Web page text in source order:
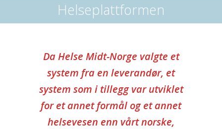
Helseplattformen
Da Helse Midt-Norge valgte et
system fra en leverandør, et
system som i tillegg var utviklet
for et annet formål og et annet
helsevesen enn vårt norske,